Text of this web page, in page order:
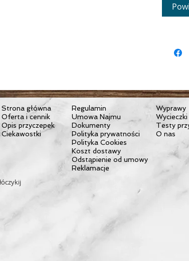
2020
Strona główna
Oferta i cennik
Opis przyczepek
Ciekawostki
Regulamin
Umowa Najmu
Dokumenty
Polityka prywatności
Polityka Cookies
Koszt dostawy
Odstąpienie od umowy
Reklamacje
Wyprawy
Wycieczki
Testy
O nas